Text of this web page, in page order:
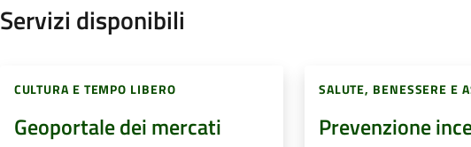
Servizi disponibili
CULTURA E TEMPO LIBERO
Geoportale dei mercati
SALUTE, BENESSERE E
Prevenzione